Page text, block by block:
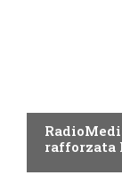
rafforzata